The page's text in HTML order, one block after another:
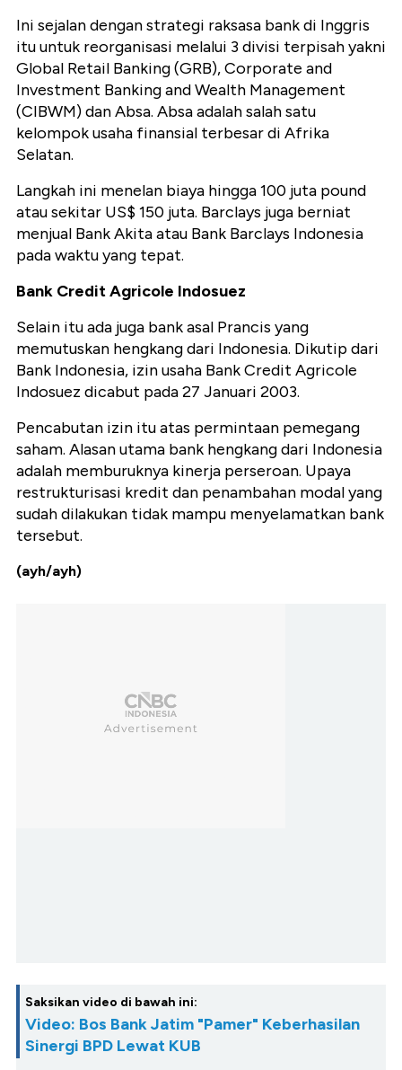
Ini sejalan dengan strategi raksasa bank di Inggris
itu untuk reorganisasi melalui 3 divisi terpisah yakni
Global Retail Banking (GRB), Corporate and
Investment Banking and Wealth Management
(CIBWM) dan Absa. Absa adalah salah satu
kelompok usaha finansial terbesar di Afrika
Selatan.
Langkah ini menelan biaya hingga 100 juta pound
atau sekitar US$ 150 juta. Barclays juga berniat
menjual Bank Akita atau Bank Barclays Indonesia
pada waktu yang tepat.
Bank Credit Agricole Indosuez
Selain itu ada juga bank asal Prancis yang
memutuskan hengkang dari Indonesia. Dikutip dari
Bank Indonesia, izin usaha Bank Credit Agricole
Indosuez dicabut pada 27 Januari 2003.
Pencabutan izin itu atas permintaan pemegang
saham. Alasan utama bank hengkang dari Indonesia
adalah memburuknya kinerja perseroan. Upaya
restrukturisasi kredit dan penambahan modal yang
sudah dilakukan tidak mampu menyelamatkan bank
tersebut.
(ayh/ayh)
Saksikan video di bawah ini:
Video: Bos Bank Jatim "Pamer" Keberhasilan
Sinergi BPD Lewat KUB